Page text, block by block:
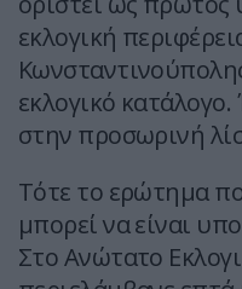
εκλογική
εκλογικό
στην προσωρινή
Τότε το ερώτημα
μπορεί να είναι
Στο Ανώτατο